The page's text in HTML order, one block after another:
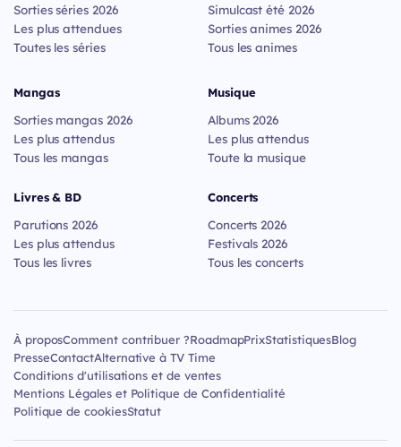
Sorties séries 2026
Les plus attendues
Toutes les séries
Simulcast été 2026
Sorties animes 2026
Tous les animes
Mangas
Sorties mangas 2026
Les plus attendus
Tous les mangas
Livres & BD
Parutions 2026
Les plus attendus
Tous les livres
Musique
Albums 2026
Les plus attendus
Toute la musique
Concerts
Concerts 2026
Festivals 2026
Tous les concerts
À proposComment contribuer ?RoadmapPrixStatistiquesBlog
PresseContactAlternative à TV Time
Conditions d'utilisations et de ventes
Mentions Légales et Politique de Confidentialité
Politique de cookiesStatut